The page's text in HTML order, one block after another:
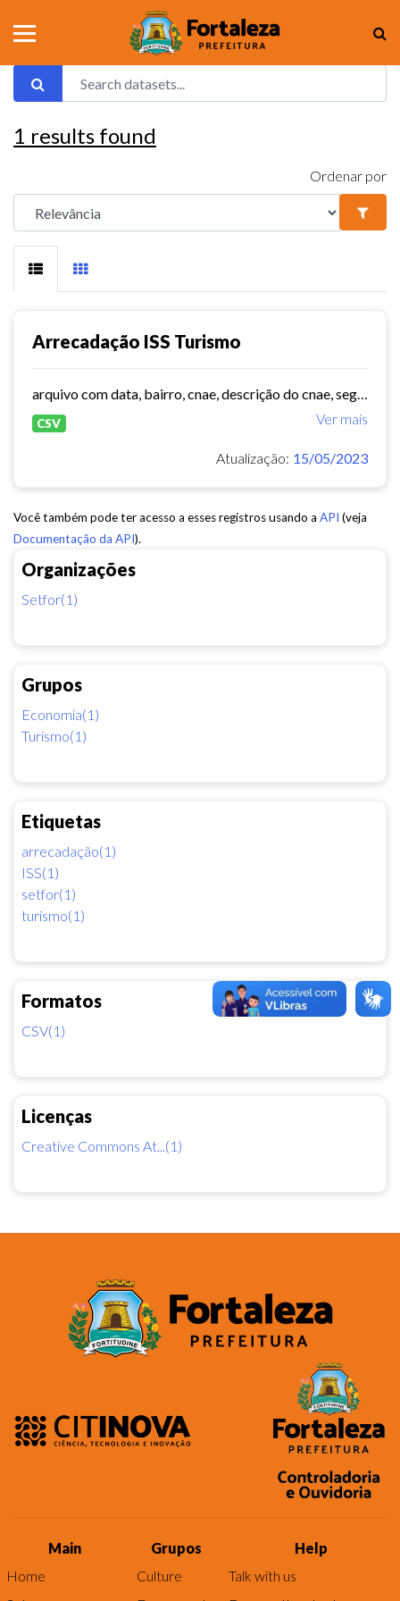
Organizações
Setfor(1)
Grupos
Economia(1)
Turismo(1)
Etiquetas
arrecadação(1)
ISS(1)
setfor(1)
turismo(1)
Formatos
CSV(1)
Licenças
Creative Commons At...(1)
1 results found
Ordenar por
Arrecadação ISS Turismo
Ver mais
CSV
Atualização: 15/05/2023
Você também pode ter acesso a esses registros usando a API (veja
Documentação da API).
Main
Home
Grupos
Culture
Help
Talk with us